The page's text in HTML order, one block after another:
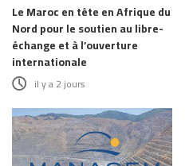
Le Maroc en tête en Afrique du
Nord pour le soutien au libre-
échange et à l’ouverture
internationale
il y a 2 jours